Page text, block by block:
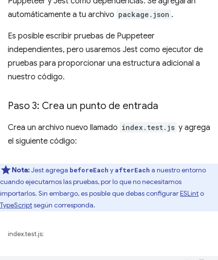
automáticamente a tu archivo package.json .
Es posible escribir pruebas de Puppeteer
independientes, pero usaremos Jest como ejecutor de
pruebas para proporcionar una estructura adicional a
nuestro código.
Paso 3: Crea un punto de entrada
Crea un archivo nuevo llamado index.test.js y agrega
el siguiente código:
Nota:Jest agrega beforeEach y afterEach a nuestro entorno
cuando ejecutamos las pruebas, por lo que no necesitamos
importarlos. Sin embargo, es posible que debas configurarESLinto
TypeScriptsegún corresponda.
index.test.js: